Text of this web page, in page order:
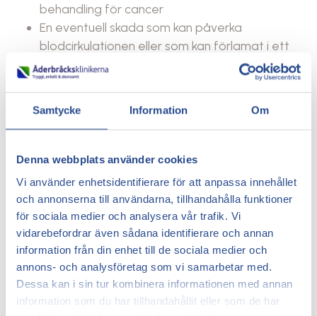
Samtycke Information Om
Denna webbplats använder cookies
Vi använder enhetsidentifierare för att anpassa innehållet
och annonserna till användarna, tillhandahålla funktioner
för sociala medier och analysera vår trafik. Vi
vidarebefordrar även sådana identifierare och annan
information från din enhet till de sociala medier och
annons- och analysföretag som vi samarbetar med.
Dessa kan i sin tur kombinera informationen med annan
information som du har tillhandahållit eller som de har
behandling för cancer
En eventuell skada som kan påverka
blodcirkulationen eller som kan förlamat i ett
eller båda benen
Några av dessa riskfaktorer kan man inte påverka
själv, som till exempel olyckor, men vissa kan man
normalvikt, undviker rökning och är fysiskt aktiv.
Diagnostisering av inflammation
i åderbråck
En läkare använder en viss procedur för att fastställa
om en ven är inflammerad. Först kommer det berörda
området på huden att undersökas. Sedan kommer
läkaren att kontrollera: